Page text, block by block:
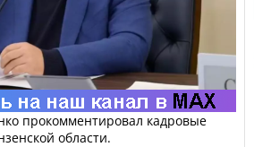
прокомментировал кадровые
области.